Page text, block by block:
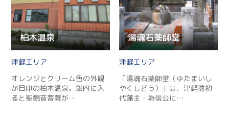
柏木温泉
津軽
オレンジとクリーム色の外観
が目印の柏木温泉。館内に入
ると聖観音菩薩が…
湯魂石薬師堂
津軽
「湯魂石薬師堂（ゆたまいし
やくしどう）」は、津軽藩初
代藩主・為信公に…